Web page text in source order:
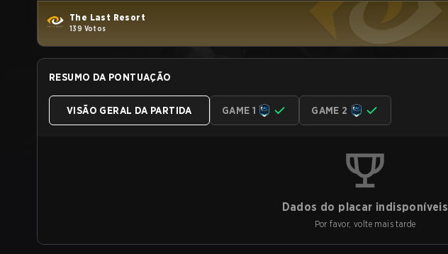
The Last Resort
139 Votos
RESUMO DA PONTUAÇÃO
VISÃO GERAL DA PARTIDA GAME 1 GAME 2
Dados do placar indisponíveis
Por favor, volte mais tarde